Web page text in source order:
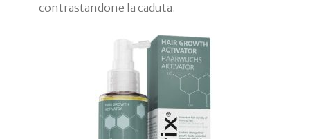
contrastandone la caduta.